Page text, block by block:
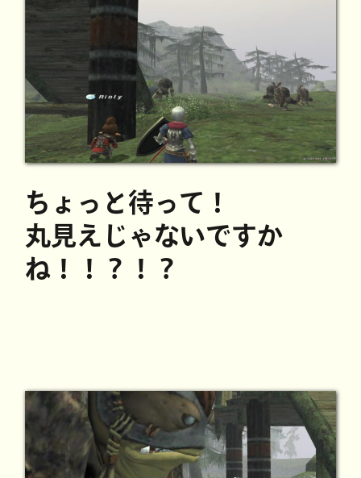
ちょっと待って！
丸見えじゃないですか
ね！！？！？